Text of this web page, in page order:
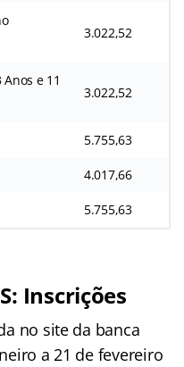
3.022,52
e 11
3.022,52
5.755,63
4.017,66
5.755,63
Inscrições
no site da banca
a 21 de fevereiro